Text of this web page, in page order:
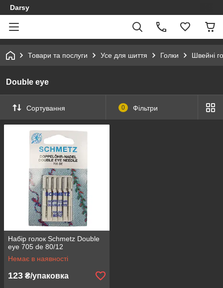
Darsy
Товари та послуги Усе для шиття Голки Швейні
Double eye
Сортування 0 Фільтри
Набір голок Schmetz Double
eye 705 de 80/12
Немає в наявності
123 ₴/упаковка